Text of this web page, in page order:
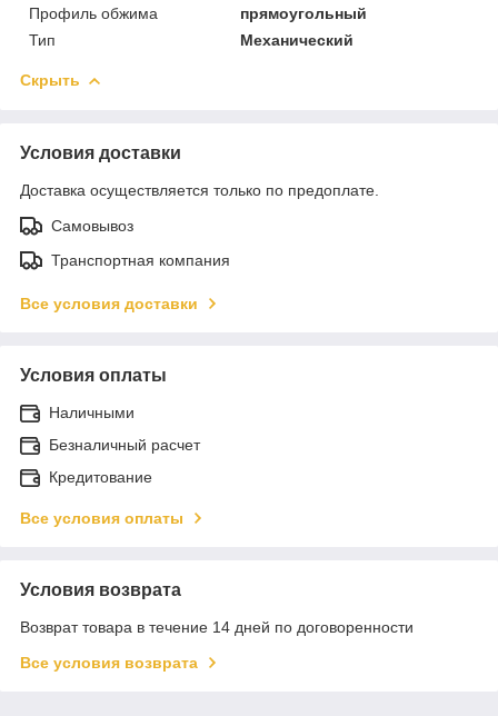
Профиль обжима
прямоугольный
Тип
Механический
Скрыть
Условия доставки
Доставка осуществляется только по предоплате.
Самовывоз
Транспортная компания
Все условия доставки
Условия оплаты
Наличными
Безналичный расчет
Кредитование
Все условия оплаты
Условия возврата
Возврат товара в течение 14 дней по договоренности
Все условия возврата